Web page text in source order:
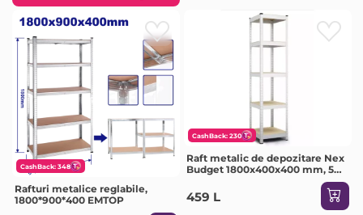
CashBack: 348
Rafturi metalice reglabile,
1800*900*400 EMTOP
CashBack: 230
Raft metalic de depozitare Nex
Budget 1800x400x400 mm, 5
459 L